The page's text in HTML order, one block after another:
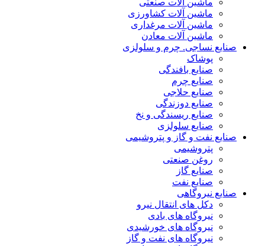
ماشین آلات صنعتی
ماشین آلات کشاورزی
ماشین آلات مرغداری
ماشین آلات معادن
صنایع نساجی. چرم و سلولزی
پوشاک
صنایع بافندگی
صنایع چرم
صنایع حلاجی
صنایع دوزندگی
صنایع ریسندگی و نخ
صنایع سلولزی
صنایع نفت و گاز و پتروشیمی
پتروشیمی
روغن صنعتی
صنایع گاز
صنایع نفت
صنایع نیروگاهی
دکل های انتقال نیرو
نیروگاه های بادی
نیروگاه های خورشیدی
نیروگاه های نفت و گاز